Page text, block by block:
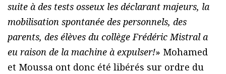
suite à des tests osseux les déclarant majeurs, la
mobilisation spontanée des personnels, des
parents, des élèves du collège Frédéric Mistral a
eu raison de la machine à expulser!» Mohamed
et Moussa ont donc été libérés sur ordre du